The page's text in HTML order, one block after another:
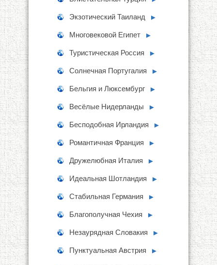
Экзотический Таиланд ►
Многовековой Египет ►
Туристическая Россия ►
Солнечная Португалия ►
Бельгия и Люксембург ►
Весёлые Нидерланды ►
Бесподобная Ирландия ►
Романтичная Франция ►
Дружелюбная Италия ►
Идеальная Шотландия ►
Стабильная Германия ►
Благополучная Чехия ►
Незаурядная Словакия ►
Пунктуальная Австрия ►